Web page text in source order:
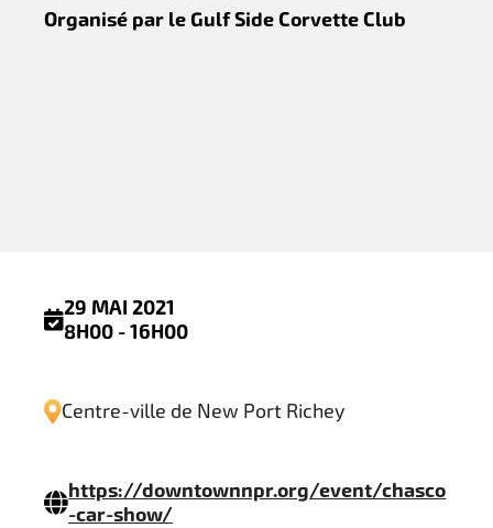
Organisé par le Gulf Side Corvette Club
29 MAI 2021
8H00 - 16H00
Centre-ville de New Port Richey
https://downtownnpr.org/event/chasco
-car-show/